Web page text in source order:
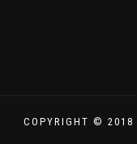
COPYRIGHT © 2018